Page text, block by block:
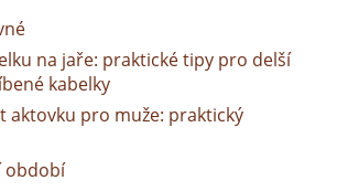
na jaře: praktické tipy pro delší
kabelky
aktovku pro muže: praktický
období